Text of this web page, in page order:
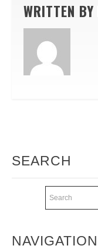
WRITTEN BY
SEARCH
NAVIGATION